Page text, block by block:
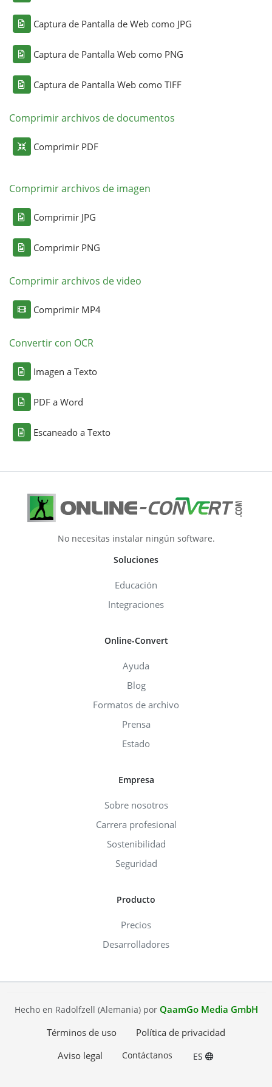
Captura de Pantalla de Web como JPG
Captura de Pantalla Web como PNG
Captura de Pantalla Web como TIFF
Comprimir archivos de documentos
Comprimir PDF
Comprimir archivos de imagen
Comprimir JPG
Comprimir PNG
Comprimir archivos de video
Comprimir MP4
Convertir con OCR
Imagen a Texto
PDF a Word
Escaneado a Texto
No necesitas instalar ningún software.
Soluciones
Educación
Integraciones
Online-Convert
Ayuda
Blog
Formatos de archivo
Prensa
Estado
Empresa
Sobre nosotros
Carrera profesional
Sostenibilidad
Seguridad
Producto
Precios
Desarrolladores
Hecho en Radolfzell (Alemania) por QaamGo Media GmbH
Términos de uso
Política de privacidad
Aviso legal
Contáctanos ES